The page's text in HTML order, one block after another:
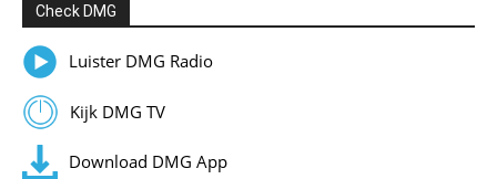
Check DMG
Luister DMG Radio
Kijk DMG TV
Download DMG App